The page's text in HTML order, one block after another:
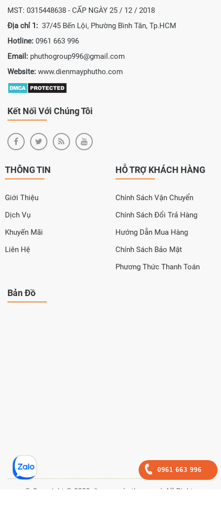
MST: 0315448638 - CẤP NGÀY 25 / 12 / 2018
Địa chỉ 1: 37/45 Bến Lội, Phường Bình Tân, Tp.HCM
Hotline: 0961 663 996
Email: phuthogroup996@gmail.com
Website: www.dienmayphutho.com
Kết Nối Với Chúng Tôi
THÔNG TIN
Giới Thiệu
Dịch Vụ
Khuyến Mãi
Liên Hệ
HỖ TRỢ KHÁCH HÀNG
Chính Sách Vận Chuyển
Chính Sách Đổi Trả Hàng
Hướng Dẫn Mua Hàng
Chính Sách Bảo Mật
Phương Thức Thanh Toán
Bản Đồ
© Copyright © 2020 dienmayphutho.com/, All Rights
0961 663 996